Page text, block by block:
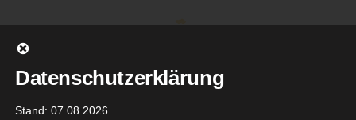
springen
Datenschutzerklärung
Stand: 07.08.2026